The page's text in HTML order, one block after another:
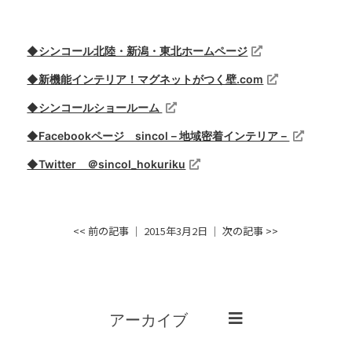
◆シンコール北陸・新潟・東北ホームページ
◆新機能インテリア！マグネットがつく壁.com
◆シンコールショールーム
◆Facebookページ sincol－地域密着インテリア－
◆Twitter ＠sincol_hokuriku
<< 前の記事 │ 2015年3月2日 │次の記事 >>
アーカイブ